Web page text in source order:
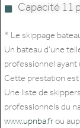
Capacité 11
* Le skippage
Un bateau d’une
professionnel ayant
Cette prestation
Une liste de
professionnels du
www.upnba.fr ou